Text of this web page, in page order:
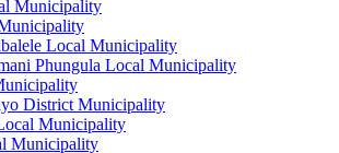
Municipality
Local Municipality
Phungula Local Municipality
District Municipality
Municipality
Municipality